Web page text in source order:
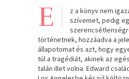
E
z a könyv nem
szívemet, pedig
történetnek, hozzáadva a
állapotomat és azt, hogy
túl a tragédiát, akinek az
talán illet volna. Edward